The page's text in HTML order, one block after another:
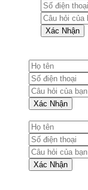
Xác Nhận
Xác Nhận
Xác Nhận